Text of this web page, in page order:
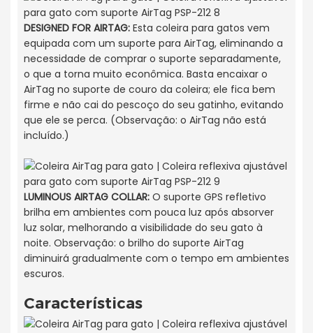
DESIGNED FOR AIRTAG:Esta coleira para gatos vem
equipada com um suporte para AirTag, eliminando a
necessidade de comprar o suporte separadamente,
o que a torna muito econômica. Basta encaixar o
AirTag no suporte de couro da coleira; ele fica bem
firme e não cai do pescoço do seu gatinho, evitando
que ele se perca. (Observação: o AirTag não está
incluído.)
LUMINOUS AIRTAG COLLAR: O suporte GPS refletivo
brilha em ambientes com pouca luz após absorver
luz solar, melhorando a visibilidade do seu gato à
noite. Observação: o brilho do suporte AirTag
diminuirá gradualmente com o tempo em ambientes
escuros.
Características